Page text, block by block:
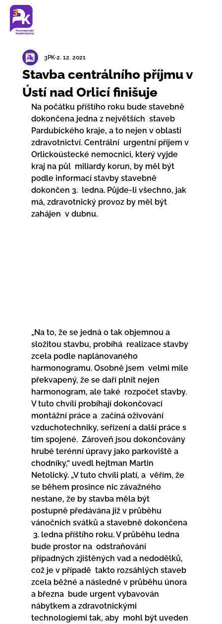
Stavba centrálního příjmu v
Ústí nad Orlicí finišuje
3PK 2. 12. 2021
Na počátku příštího roku bude stavebně
dokončena jedna z největších  staveb
Pardubického kraje, a to nejen v oblasti
zdravotnictví. Centrální  urgentní příjem v
Orlickoústecké nemocnici, který vyjde
kraj na půl  miliardy korun, by měl být
podle informací stavby stavebně
dokončen 3.  ledna. Půjde-li všechno, jak
má, zdravotnický provoz by měl být
zahájen  v dubnu.
„Na to, že se jedná o tak objemnou a
složitou stavbu, probíhá  realizace stavby
zcela podle naplánovaného
harmonogramu. Osobně jsem  velmi mile
překvapený, že se daří plnit nejen
harmonogram, ale také  rozpočet stavby.
V tuto chvíli probíhají dokončovací
montážní práce a  začíná oživování
vzduchotechniky, seřízení a další práce s
tím spojené.  Zároveň jsou dokončovány
hrubé terénní úpravy jako parkoviště a
chodníky,“ uvedl hejtman Martin
Netolický. „V tuto chvíli platí, a  věřím, že
se během prosince nic závažného
nestane, že by stavba měla být
postupně předávána již v průběhu
vánočních svátků a stavebně dokončena
3. ledna příštího roku. V průběhu ledna
bude prostor na  odstraňování
případných zjištěných vad a nedodělků,
což je v případě  takto rozsáhlých staveb
zcela běžné a následně v průběhu února
a března  bude urgent vybavován
nábytkem a zdravotnickými
technologiemi tak, aby  mohl být uveden